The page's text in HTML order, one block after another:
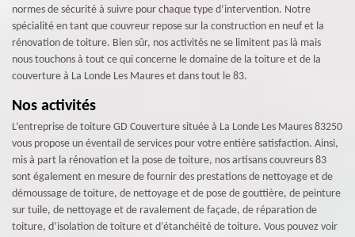
normes de sécurité à suivre pour chaque type d’intervention. Notre
spécialité en tant que couvreur repose sur la construction en neuf et la
rénovation de toiture. Bien sûr, nos activités ne se limitent pas là mais
nous touchons à tout ce qui concerne le domaine de la toiture et de la
couverture à La Londe Les Maures et dans tout le 83.
Nos activités
L’entreprise de toiture GD Couverture située à La Londe Les Maures 83250
vous propose un éventail de services pour votre entière satisfaction. Ainsi,
mis à part la rénovation et la pose de toiture, nos artisans couvreurs 83
sont également en mesure de fournir des prestations de nettoyage et de
démoussage de toiture, de nettoyage et de pose de gouttière, de peinture
sur tuile, de nettoyage et de ravalement de façade, de réparation de
toiture, d’isolation de toiture et d’étanchéité de toiture. Vous pouvez voir